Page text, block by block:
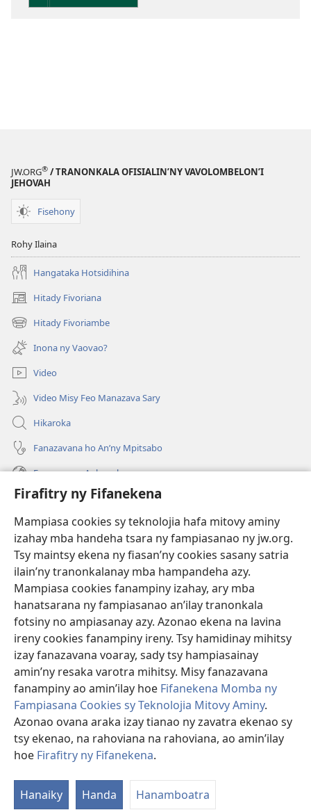
Firafitry ny Fifanekena
Mampiasa cookies sy teknolojia hafa mitovy aminy
izahay mba handeha tsara ny fampiasanao ny jw.org.
Tsy maintsy ekena ny fiasan’ny cookies sasany satria
ilain’ny tranonkalanay mba hampandeha azy.
Mampiasa cookies fanampiny izahay, ary mba
hanatsarana ny fampiasanao an’ilay tranonkala
fotsiny no ampiasanay azy. Azonao ekena na lavina
ireny cookies fanampiny ireny. Tsy hamidinay mihitsy
izay fanazavana voaray, sady tsy hampiasainay
amin’ny resaka varotra mihitsy. Misy fanazavana
fanampiny ao amin’ilay hoe Fifanekena Momba ny
Fampiasana Cookies sy Teknolojia Mitovy Aminy.
Azonao ovana araka izay tianao ny zavatra ekenao sy
tsy ekenao, na rahoviana na rahoviana, ao amin’ilay
hoe Firafitry ny Fifanekena.
Hanaiky Handa Hanamboatra
JW.ORG® / TRANONKALA OFISIALIN’NY VAVOLOMBELON’I
JEHOVAH
Fisehony
Rohy Ilaina
Hangataka Hotsidihina
Hitady Fivoriana
(manokatra
rohy) Hitady Fivoriambe
(manokatra
rohy) Inona ny Vaovao?
Video
Video Misy Feo Manazava Sary
Hikaroka
Fanazavana ho An’ny Mpitsabo
Fanazavana Ankapobeny
Fanampiana
Fanomezana
(manokatra
rohy)
FITEHIRIZAM-BOKIN’NY Vavolombelon’i Jehovah
(manokatra
rohy)
JW Hub
(manokatra
rohy)
JW Library
Watchtower Library ®
Copyright© 2026 Watch Tower Bible and Tract Society of Pennsylvania.
FIFANEKENA| FIFANEKENA MOMBA NY TSIAMBARATELO
NY FIFANEKENA